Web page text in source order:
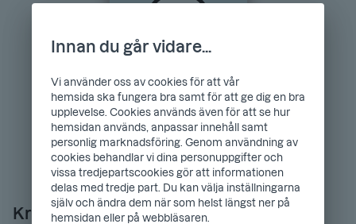
Kreditkort från Bank Norwegian
Innan du går vidare...
Vi använder oss av cookies för att vår
hemsida ska fungera bra samt för att ge dig en bra
upplevelse. Cookies används även för att se hur
hemsidan används, anpassar innehåll samt
personlig marknadsföring. Genom användning av
cookies behandlar vi dina personuppgifter och
vissa tredjepartscookies gör att informationen
delas med tredje part. Du kan välja inställningarna
själv och ändra dem när som helst längst ner på
hemsidan eller på webbläsaren.